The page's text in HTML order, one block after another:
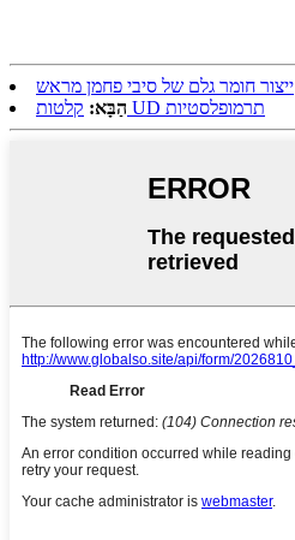
ייצור חומר גלם של סיבי פחמן מראש
הַבָּא:
קלטות UD תרמופלסטיות